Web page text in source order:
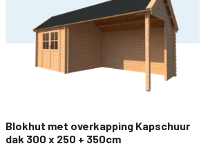
Blokhut met overkapping Kapschuur
dak 300 x 250 + 350cm